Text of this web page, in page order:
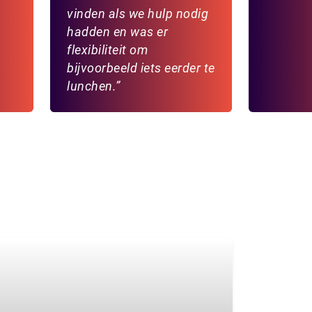
vinden als we hulp nodig
hadden en was er
flexibiliteit om
bijvoorbeeld iets eerder te
lunchen.